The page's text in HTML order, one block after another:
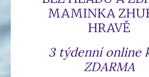
MAMINKA
HRAVĚ
3 týdenní online
ZDARMA